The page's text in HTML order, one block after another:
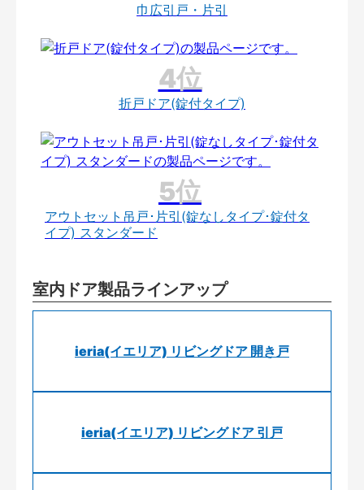
巾広引戸・片引
折戸ドア(錠付タイプ)
アウトセット吊戸･片引(錠なしタイプ･錠付タ
イプ) スタンダード
室内ドア製品ラインアップ
ieria(イエリア) リビングドア 開き戸
ieria(イエリア) リビングドア 引戸